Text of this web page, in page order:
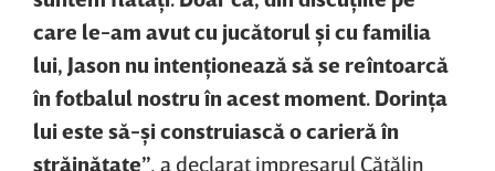
care le-am avut cu jucătorul şi cu familia
lui, Jason nu intenţionează să se reîntoarcă
în fotbalul nostru în acest moment. Dorinţa
lui este să-şi construiască o carieră în
străinătate” , a declarat impresarul Cătălin